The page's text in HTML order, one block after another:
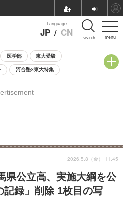
menu
Language
JP / CN search
医学部 東大受験
河合塾×東大特集
校説明会・相談会
県公立高、実施大綱を公
録」削除 1枚目の写
2026.5.8（金） 11:45